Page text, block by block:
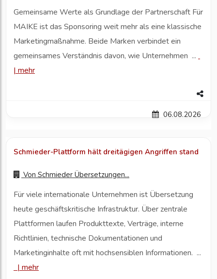
Gemeinsame Werte als Grundlage der Partnerschaft Für
MAIKE ist das Sponsoring weit mehr als eine klassische
Marketingmaßnahme. Beide Marken verbindet ein
gemeinsames Verständnis davon, wie Unternehmen ...
|mehr
06.08.2026
Schmieder-Plattform hält dreitägigen Angriffen stand
Von Schmieder Übersetzungen...
Für viele internationale Unternehmen ist Übersetzung
heute geschäftskritische Infrastruktur. Über zentrale
Plattformen laufen Produkttexte, Verträge, interne
Richtlinien, technische Dokumentationen und
Marketinginhalte oft mit hochsensiblen Informationen. ...
|mehr